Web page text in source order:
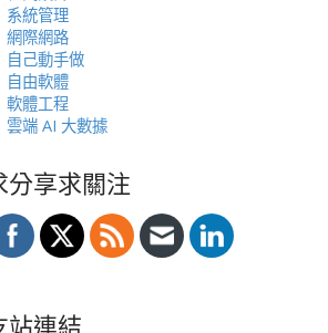
系統管理
網際網路
自己動手做
自由軟體
軟體工程
雲端 AI 大數據
分享求關注
站連結